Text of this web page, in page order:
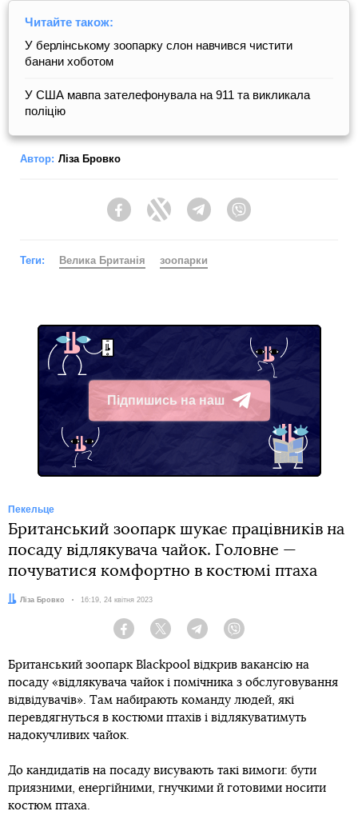
Читайте також:
У берлінському зоопарку слон навчився чистити
банани хоботом
У США мавпа зателефонувала на 911 та викликала
поліцію
Автор: Ліза Бровко
FacebookTwitter Telegram
Теги: Велика Британія зоопарки
Підпишись на наш
Telegram
Пекельце
Британський зоопарк шукає працівників на
посаду відлякувача чайок. Головне —
почуватися комфортно в костюмі птаха
Автор:
Ліза Бровко Дата:
16:19, 24 квітня 2023
Facebook Twitter Telegram
Британський зоопарк Blackpool відкрив вакансію на
посаду «відлякувача чайок і помічника з обслуговування
відвідувачів». Там набирають команду людей, які
перевдягнуться в костюми птахів і відлякуватимуть
надокучливих чайок.
До кандидатів на посаду висувають такі вимоги: бути
приязними, енергійними, гнучкими й готовими носити
костюм птаха.